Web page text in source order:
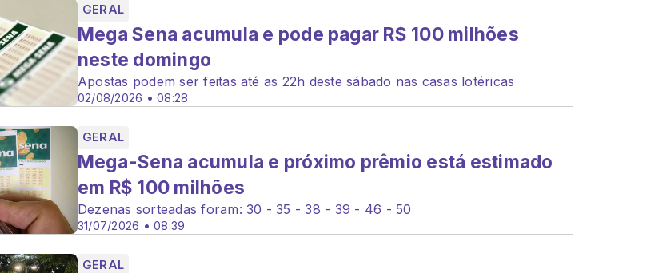
GERAL
02/08/2026 • 08:28
Mega Sena acumula e pode pagar R$ 100 milhões
neste domingo
Apostas podem ser feitas até as 22h deste sábado nas casas lotéricas
GERAL
31/07/2026 • 08:39
Mega-Sena acumula e próximo prêmio está estimado
em R$ 100 milhões
Dezenas sorteadas foram: 30 - 35 - 38 - 39 - 46 - 50
GERAL